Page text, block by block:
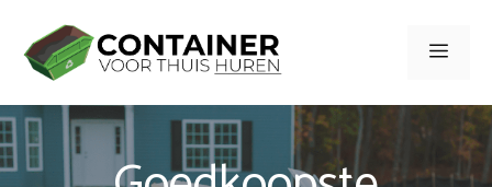
naar
inhoud
Menu